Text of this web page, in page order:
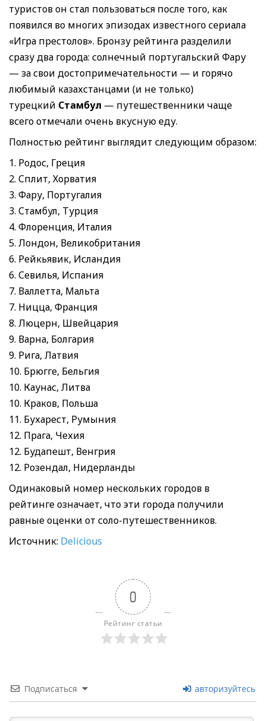
туристов он стал пользоваться после того, как
появился во многих эпизодах известного сериала
«Игра престолов». Бронзу рейтинга разделили
сразу два города: солнечный португальский Фару
— за свои достопримечательности — и горячо
любимый казахстанцами (и не только)
турецкий Стамбул — путешественники чаще
всего отмечали очень вкусную еду.
Полностью рейтинг выглядит следующим образом:
1. Родос, Греция
2. Сплит, Хорватия
3. Фару, Португалия
3. Стамбул, Турция
4. Флоренция, Италия
5. Лондон, Великобритания
6. Рейкьявик, Исландия
6. Севилья, Испания
7. Валлетта, Мальта
7. Ницца, Франция
8. Люцерн, Швейцария
9. Варна, Болгария
9. Рига, Латвия
10. Брюгге, Бельгия
10. Каунас, Литва
10. Краков, Польша
11. Бухарест, Румыния
12. Прага, Чехия
12. Будапешт, Венгрия
12. Розендал, Нидерланды
Одинаковый номер нескольких городов в
рейтинге означает, что эти города получили
равные оценки от соло-путешественников.
Источник: Delicious
0
Рейтинг статьи
Подписаться авторизуйтесь